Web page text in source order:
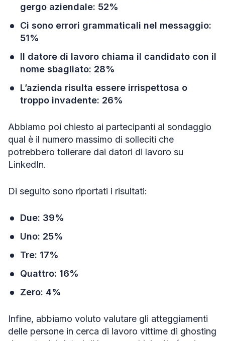
gergo aziendale: 52%
Ci sono errori grammaticali nel messaggio:
51%
Il datore di lavoro chiama il candidato con il
nome sbagliato: 28%
L’azienda risulta essere irrispettosa o
troppo invadente: 26%
Abbiamo poi chiesto ai partecipanti al sondaggio
qual è il numero massimo di solleciti che
potrebbero tollerare dai datori di lavoro su
LinkedIn.
Di seguito sono riportati i risultati:
Due: 39%
Uno: 25%
Tre: 17%
Quattro: 16%
Zero: 4%
Infine, abbiamo voluto valutare gli atteggiamenti
delle persone in cerca di lavoro vittime di ghosting